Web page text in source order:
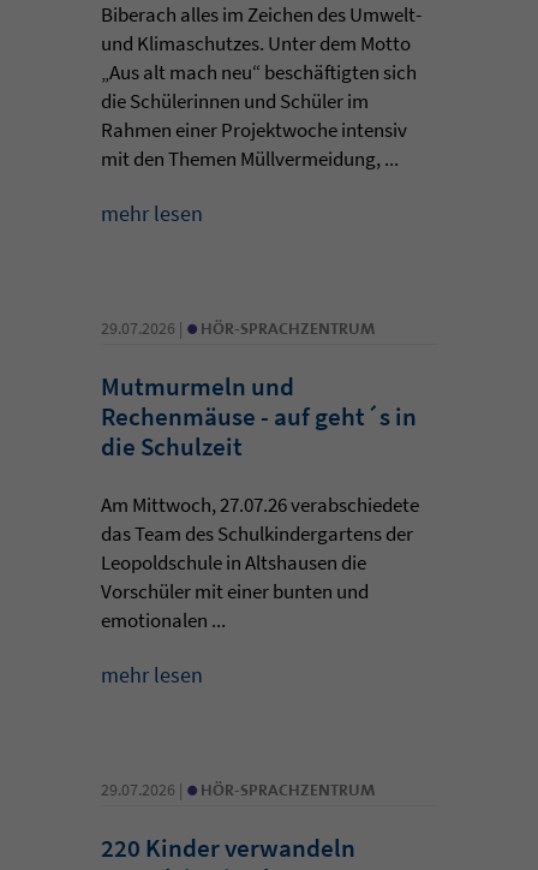
Biberach alles im Zeichen des Umwelt-
und Klimaschutzes. Unter dem Motto
„Aus alt mach neu“ beschäftigten sich
die Schülerinnen und Schüler im
Rahmen einer Projektwoche intensiv
mit den Themen Müllvermeidung, ...
mehr lesen
29.07.2026 | • HÖR-SPRACHZENTRUM
Mutmurmeln und
Rechenmäuse - auf geht´s in
die Schulzeit
Am Mittwoch, 27.07.26 verabschiedete
das Team des Schulkindergartens der
Leopoldschule in Altshausen die
Vorschüler mit einer bunten und
emotionalen ...
mehr lesen
29.07.2026 | • HÖR-SPRACHZENTRUM
220 Kinder verwandeln